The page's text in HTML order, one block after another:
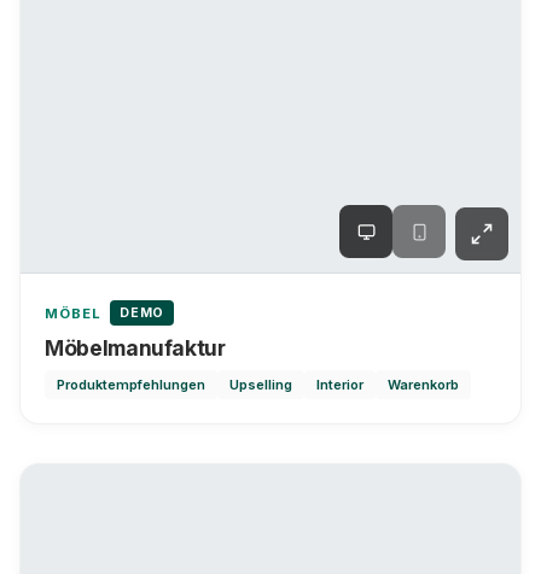
MÖBEL DEMO
Möbelmanufaktur
Produktempfehlungen Upselling Interior Warenkorb